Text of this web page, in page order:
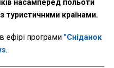
насамперед польоти
туристичними країнами.
ефірі програми "Сніданок
.